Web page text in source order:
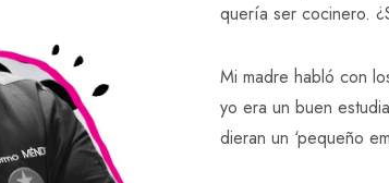
quería ser cocinero.
Mi madre habló con
yo era un buen
dieran un ‘pequeño